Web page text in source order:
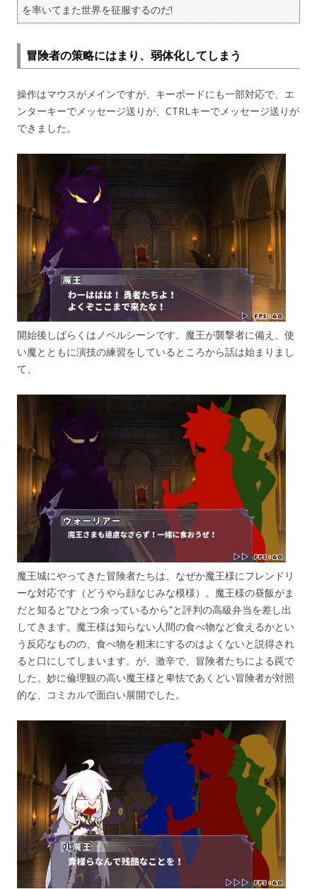
を率いてまた世界を征服するのだ!
冒険者の策略にはまり、弱体化してしまう
操作はマウスがメインですが、キーボードにも一部対応で、エ
ンターキーでメッセージ送りが、CTRLキーでメッセージ送りが
できました。
開始後しばらくはノベルシーンです。魔王が襲撃者に備え、使
い魔とともに演技の練習をしているところから話は始まりまし
て、
魔王城にやってきた冒険者たちは、なぜか魔王様にフレンドリ
ーな対応です（どうやら顔なじみな模様）。魔王様の昼飯がま
だと知ると”ひとつ余っているから”と評判の高級弁当を差し出
してきます。魔王様は知らない人間の食べ物など食えるかとい
う反応なものの、食べ物を粗末にするのはよくないと説得され
ると口にしてしまいます。が、激辛で、冒険者たちによる罠で
した。妙に倫理観の高い魔王様と卑怯であくどい冒険者が対照
的な、コミカルで面白い展開でした。